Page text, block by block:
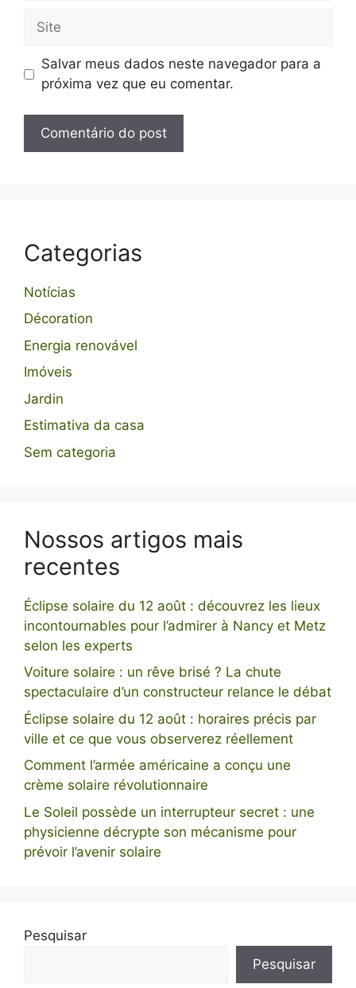
Site
Salvar meus dados neste navegador para a
próxima vez que eu comentar.
Categorias
Notícias
Décoration
Energia renovável
Imóveis
Jardin
Estimativa da casa
Sem categoria
Nossos artigos mais
recentes
Éclipse solaire du 12 août : découvrez les lieux
incontournables pour l’admirer à Nancy et Metz
selon les experts
Voiture solaire : un rêve brisé ? La chute
spectaculaire d’un constructeur relance le débat
Éclipse solaire du 12 août : horaires précis par
ville et ce que vous observerez réellement
Comment l’armée américaine a conçu une
crème solaire révolutionnaire
Le Soleil possède un interrupteur secret : une
physicienne décrypte son mécanisme pour
prévoir l’avenir solaire
Pesquisar
Pesquisar